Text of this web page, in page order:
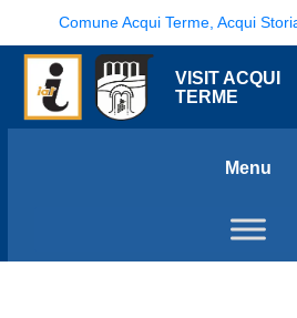
Comune Acqui Terme, Acqui
VISIT ACQUI
TERME
Menu